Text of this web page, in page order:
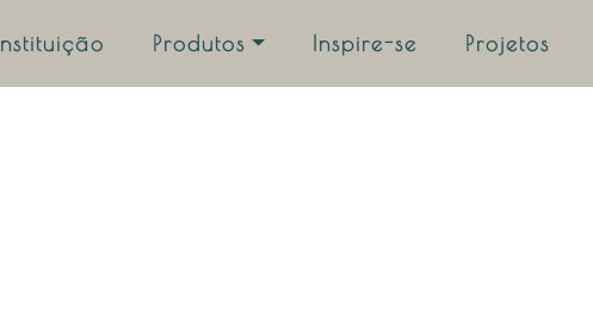
Instituição Produtos Inspire-se Projetos